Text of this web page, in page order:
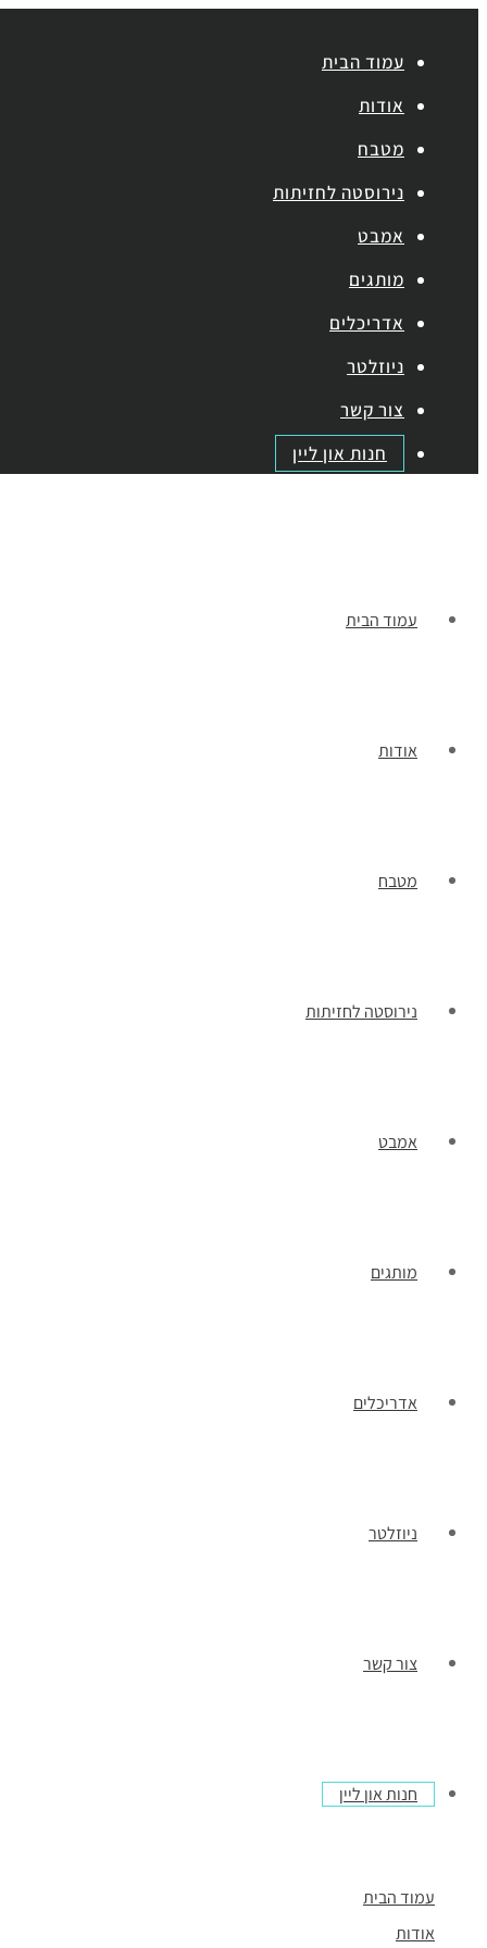
עמוד הבית
אודות
מטבח
נירוסטה לחזיתות
אמבט
מותגים
אדריכלים
ניוזלטר
צור קשר
חנות און ליין
עמוד הבית
אודות
מטבח
נירוסטה לחזיתות
אמבט
מותגים
אדריכלים
ניוזלטר
צור קשר
חנות און ליין
עמוד הבית
אודות